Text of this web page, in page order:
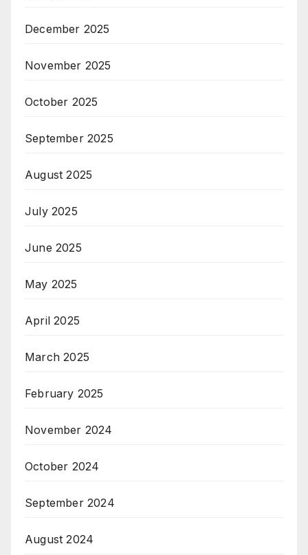
December 2025
November 2025
October 2025
September 2025
August 2025
July 2025
June 2025
May 2025
April 2025
March 2025
February 2025
November 2024
October 2024
September 2024
August 2024